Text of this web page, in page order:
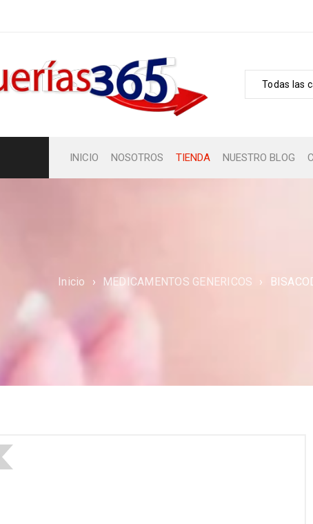
Todas las
INICIO NOSOTROS TIENDA NUESTRO BLOG
Inicio › MEDICAMENTOS GENERICOS ›